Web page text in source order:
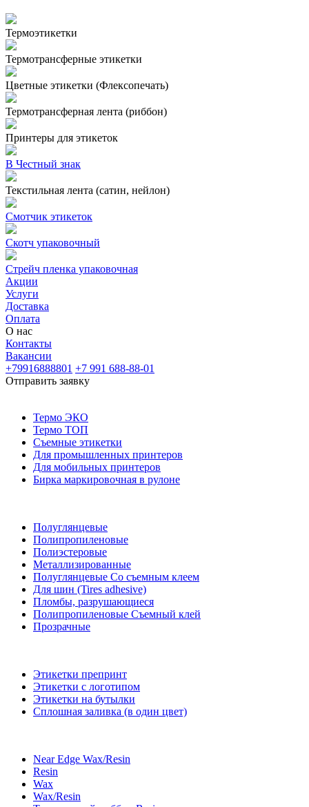
Термоэтикетки
Термотрансферные этикетки
Цветные этикетки (Флексопечать)
Термотрансферная лента (риббон)
Принтеры для этикеток
В Честный знак
Текстильная лента (сатин, нейлон)
Смотчик этикеток
Скотч упаковочный
Стрейч пленка упаковочная
Акции
Услуги
Доставка
Оплата
О нас
Контакты
Вакансии
+79916888801 +7 991 688-88-01
Отправить заявку
Термо ЭКО
Термо ТОП
Съемные этикетки
Для промышленных принтеров
Для мобильных принтеров
Бирка маркировочная в рулоне
Полуглянцевые
Полипропиленовые
Полиэстеровые
Металлизированные
Полуглянцевые Со съемным клеем
Для шин (Tires adhesive)
Пломбы, разрушающиеся
Полипропиленовые Съемный клей
Прозрачные
Этикетки препринт
Этикетки с логотипом
Этикетки на бутылки
Сплошная заливка (в один цвет)
Near Edge Wax/Resin
Resin
Wax
Wax/Resin